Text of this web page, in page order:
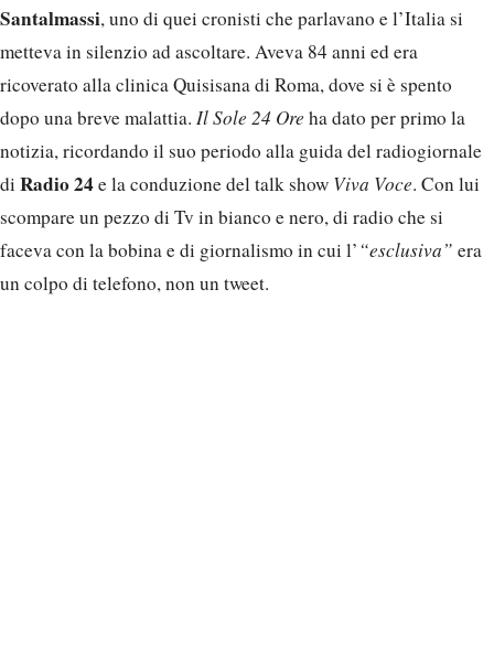
Santalmassi, uno di quei cronisti che parlavano e l’Italia si
metteva in silenzio ad ascoltare. Aveva 84 anni ed era
ricoverato alla clinica Quisisana di Roma, dove si è spento
dopo una breve malattia. Il Sole 24 Ore ha dato per primo la
notizia, ricordando il suo periodo alla guida del radiogiornale
di Radio 24e la conduzione del talk show Viva Voce. Con lui
scompare un pezzo di Tv in bianco e nero, di radio che si
faceva con la bobina e di giornalismo in cui l’ “esclusiva” era
un colpo di telefono, non un tweet.